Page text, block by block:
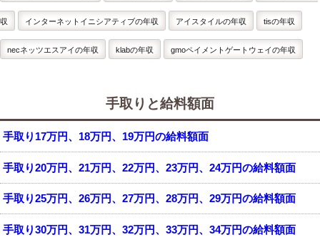
収 インターネットイニシアティブの年収 アイスタイルの年収 tisの年収
necネッツエスアイの年収 klabの年収 gmoペイメントゲートウェイの年収
手取りと給料額面
手取り17万円、18万円、19万円の給料額面
手取り20万円、21万円、22万円、23万円、24万円の給料額面
手取り25万円、26万円、27万円、28万円、29万円の給料額面
手取り30万円、31万円、32万円、33万円、34万円の給料額面